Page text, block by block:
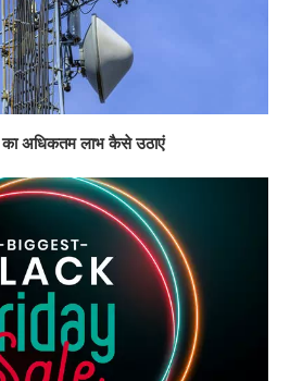
अधिकतम लाभ कैसे उठाएं